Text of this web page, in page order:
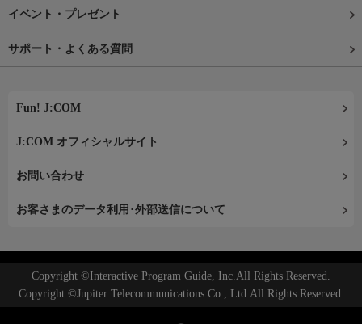
イベント・プレゼント
サポート・よくある質問
Fun! J:COM
J:COM オフィシャルサイト
お問い合わせ
お客さまのデータ利用･外部送信について
Copyright ©Interactive Program Guide, Inc.All Rights Reserved.
Copyright ©Jupiter Telecommunications Co., Ltd.All Rights Reserved.